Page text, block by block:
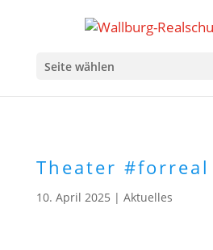
Seite wählen
Theater #forreal
10. April 2025 | Aktuelles